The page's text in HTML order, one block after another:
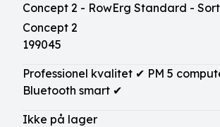
Concept 2 - RowErg Standard - Sort
Concept 2
199045
Professionel kvalitet ✔ PM 5
Bluetooth smart ✔
Ikke på lager